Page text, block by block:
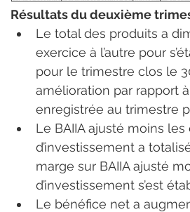
Résultats du deuxième
Le total des produits a
exercice à l’autre pour
pour le trimestre clos le
amélioration par rapport à
enregistrée au trimestre
Le BAIIA ajusté moins les
d’investissement a
marge sur BAIIA ajusté
d’investissement s’est
Le bénéfice net a